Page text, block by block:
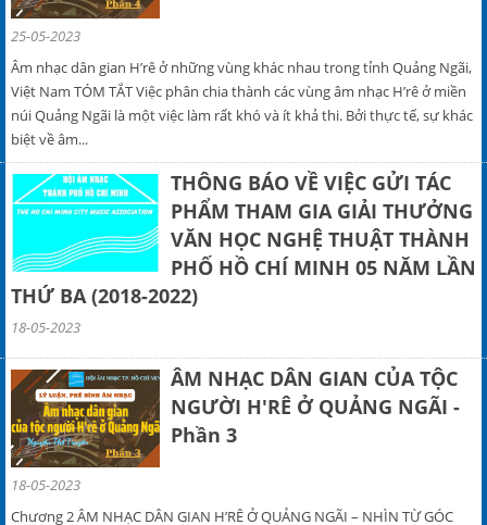
25-05-2023
Âm nhạc dân gian H’rê ở những vùng khác nhau trong tỉnh Quảng Ngãi,
Việt Nam TÓM TẮT Việc phân chia thành các vùng âm nhạc H’rê ở miền
núi Quảng Ngãi là một việc làm rất khó và ít khả thi. Bởi thực tế, sự khác
biệt về âm...
THÔNG BÁO VỀ VIỆC GỬI TÁC
PHẨM THAM GIA GIẢI THƯỞNG
VĂN HỌC NGHỆ THUẬT THÀNH
PHỐ HỒ CHÍ MINH 05 NĂM LẦN
THỨ BA (2018-2022)
18-05-2023
ÂM NHẠC DÂN GIAN CỦA TỘC
NGƯỜI H'RÊ Ở QUẢNG NGÃI -
Phần 3
18-05-2023
Chương 2 ÂM NHẠC DÂN GIAN H’RÊ Ở QUẢNG NGÃI – NHÌN TỪ GÓC